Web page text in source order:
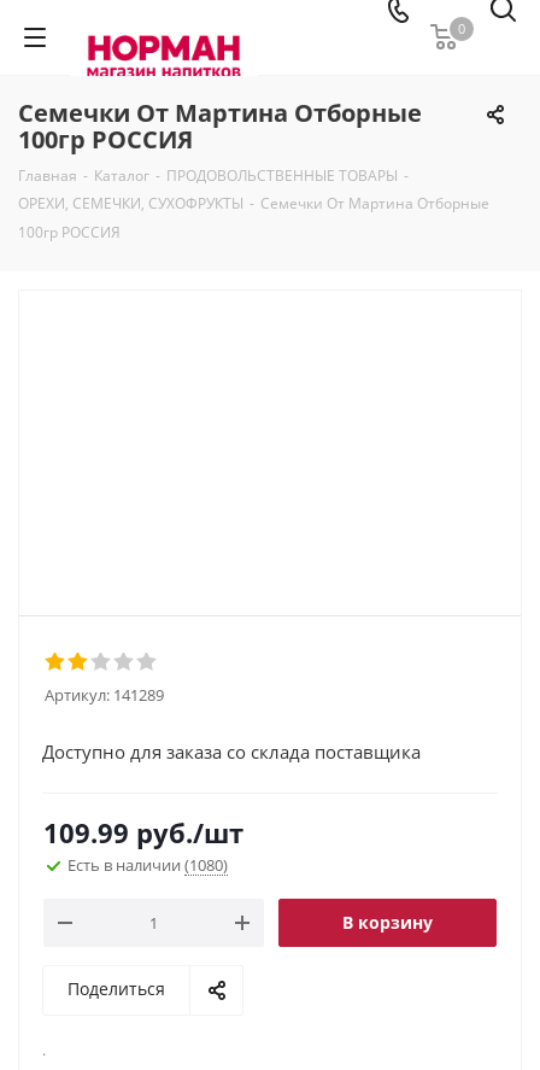
0
Семечки От Мартина Отборные
100гр РОССИЯ
Главная - Каталог - ПРОДОВОЛЬСТВЕННЫЕ ТОВАРЫ -
ОРЕХИ, СЕМЕЧКИ, СУХОФРУКТЫ - Семечки От Мартина Отборные
100гр РОССИЯ
Артикул: 141289
Доступно для заказа со склада поставщика
109.99 руб./шт
Есть в наличии (1080)
В корзину
Поделиться
.